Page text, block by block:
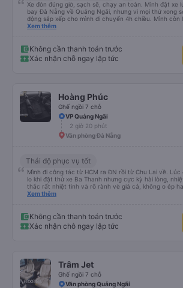
Xe đón đúng giờ, sạch sẽ, chạy an toàn. Mình đặt xe
bay Đà Nẵng về Quảng Ngãi, nhưng vì mọi thứ xong
động sắp xếp cho mình đi chuyến 4h chiều. Mình còn
ngày sau mới phát hiện ra, và phía nhà xe cũng giúp
Xem thêm
Không cần thanh toán trước
Xác nhận chỗ ngay lập tức
Hoàng Phúc
Ghế ngồi 7 chỗ
VP Quảng Ngãi
2 giờ 20 phút
Văn phòng Đà Nẵng
Thái độ phục vụ tốt
Mình đi công tác từ HCM ra ĐN rồi từ Chu Lai về. Lúc
lo khi đặt thử xe Ba Thanh nhưng cực kỳ hài lòng,
thắc rất nhiệt tình và rõ rành vè giá cả, không o ép
hàng. Lần tới đi công tác chắc chắn tiếp tục dùng xe
Xem thêm
Không cần thanh toán trước
Xác nhận chỗ ngay lập tức
Trâm Jet
Ghế ngồi 7 chỗ
Văn phòng Quảng Ngãi